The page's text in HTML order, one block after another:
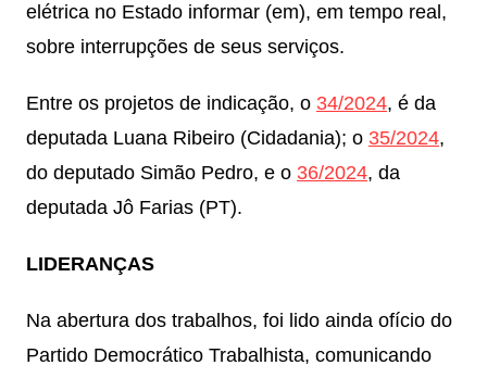
elétrica no Estado informar (em), em tempo real,
sobre interrupções de seus serviços.
Entre os projetos de indicação, o 34/2024, é da
deputada Luana Ribeiro (Cidadania); o 35/2024,
do deputado Simão Pedro, e o 36/2024, da
deputada Jô Farias (PT).
LIDERANÇAS
Na abertura dos trabalhos, foi lido ainda ofício do
Partido Democrático Trabalhista, comunicando